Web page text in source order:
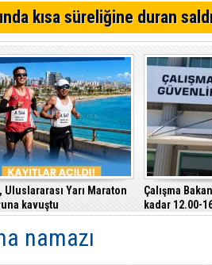
64. Geleneksel Mehmetçik
Özersay, DAÜ-SEN yetkilileriyle
kısa süreliğine duran
Yarı Maraton
kavuştu
Çalışma
kadar 12.00-
arasında
namazı